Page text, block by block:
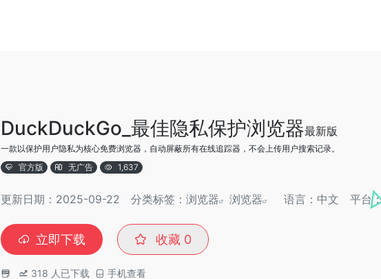
DuckDuckGo_最佳隐私保护浏览器最新版
一款以保护用户隐私为核心免费浏览器，自动屏蔽所有在线追踪器，不会上传用户搜索记录。
官方版
无广告 1,637
更新日期：2025-09-22 分类标签： 浏览器 浏览器 语言：中文 平台
立即下载 收藏 0
318 人已下载 手机查看